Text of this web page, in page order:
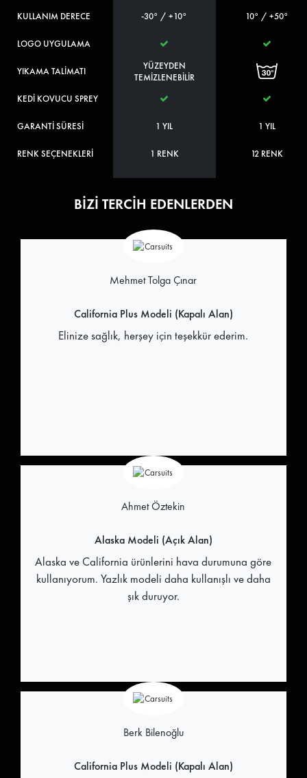
KULLANIM DERECE
LOGO UYGULAMA
YIKAMA TALİMATI
KEDİ KOVUCU SPREY
GARANTİ SÜRESİ
RENK SEÇENEKLERİ
-30° / +10°
YÜZEYDEN
TEMİZLENEBİLİR
1 YIL
1 RENK
10° / +50°
1 YIL
12 RENK
BİZİ TERCİH EDENLERDEN
Mehmet Tolga Çınar
California Plus Modeli (Kapalı Alan)
Elinize sağlık, herşey için teşekkür ederim.
Ahmet Öztekin
Alaska Modeli (Açık Alan)
Alaska ve California ürünlerini hava durumuna göre
kullanıyorum. Yazlık modeli daha kullanışlı ve daha
şık duruyor.
Berk Bilenoğlu
California Plus Modeli (Kapalı Alan)